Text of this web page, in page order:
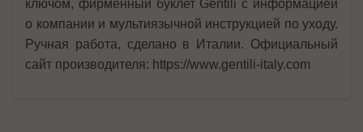
ключом, фирменный буклет Gentili с информацией
о компании и мультиязычной инструкцией по уходу.
Ручная работа, сделано в Италии. Официальный
сайт производителя: https://www.gentili-italy.com